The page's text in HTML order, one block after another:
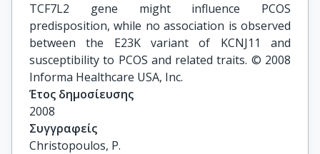
TCF7L2 gene might influence PCOS
predisposition, while no association is observed
between the E23K variant of KCNJ11 and
susceptibility to PCOS and related traits. © 2008
Informa Healthcare USA, Inc.
Έτος δημοσίευσης
2008
Συγγραφείς
Christopoulos, P.